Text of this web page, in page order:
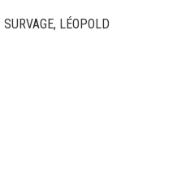
SURVAGE, LÉOPOLD